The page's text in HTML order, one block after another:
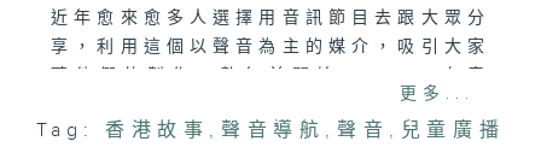
近年愈來愈多人選擇用音訊節目去跟大眾分
享，利用這個以聲音為主的媒介，吸引大家
訊節目平台經營訪談頻道，邀請不同職業的
人分享他們的故事。她相信聲音是一種能
更多...
Tag: 香港故事 , 聲音導航 , 聲音 , 兒童廣播